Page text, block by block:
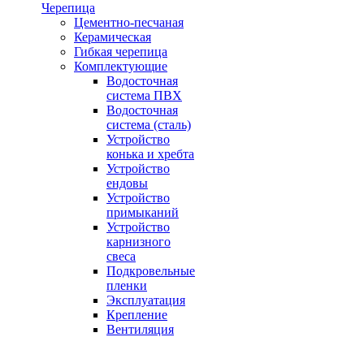
Черепица
Цементно-песчаная
Керамическая
Гибкая черепица
Комплектующие
Водосточная
система ПВХ
Водосточная
система (сталь)
Устройство
конька и хребта
Устройство
ендовы
Устройство
примыканий
Устройство
карнизного
свеса
Подкровельные
пленки
Эксплуатация
Крепление
Вентиляция